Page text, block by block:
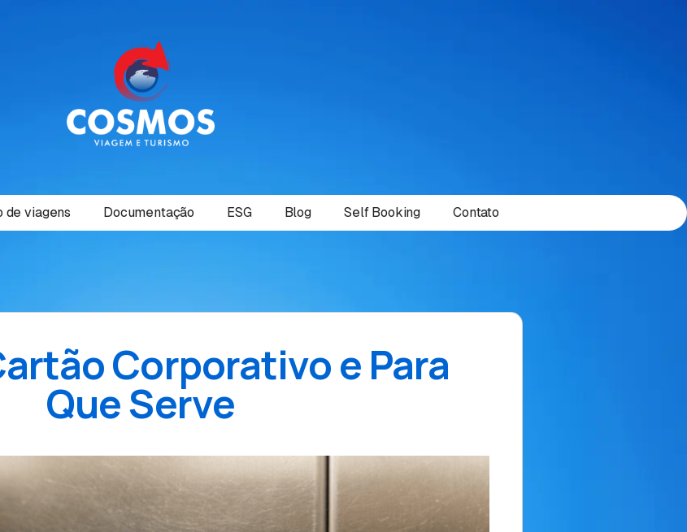
de viagens Documentação ESG Blog Self Booking Contato
Corporativo e Para
Que Serve